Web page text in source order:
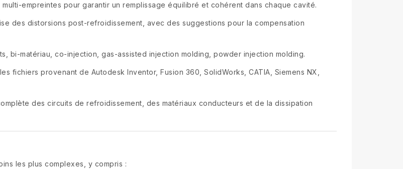
multi-empreintes pour garantir un remplissage équilibré et cohérent dans chaque cavité.
des distorsions post-refroidissement, avec des suggestions pour la compensation
bi-matériau, co-injection, gas-assisted injection molding, powder injection molding.
fichiers provenant de Autodesk Inventor, Fusion 360, SolidWorks, CATIA, Siemens NX,
des circuits de refroidissement, des matériaux conducteurs et de la dissipation
les plus complexes, y compris :